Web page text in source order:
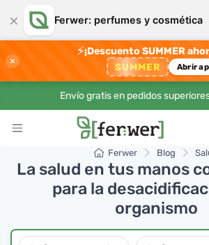
× Ferwer: perfumes y cosmética
×
⚡¡Descuento SUMMER
SUMMER Abrir
Envío gratis en pedidos
Ferwer Blog
La salud en tus manos
para la
organismo